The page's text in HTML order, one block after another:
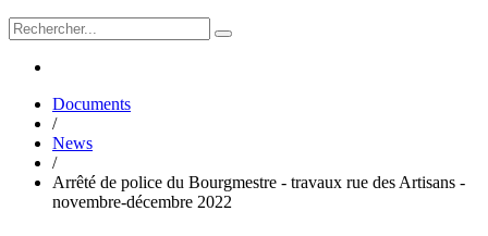
Documents
/
News
/
Arrêté de police du Bourgmestre - travaux rue des Artisans -
novembre-décembre 2022